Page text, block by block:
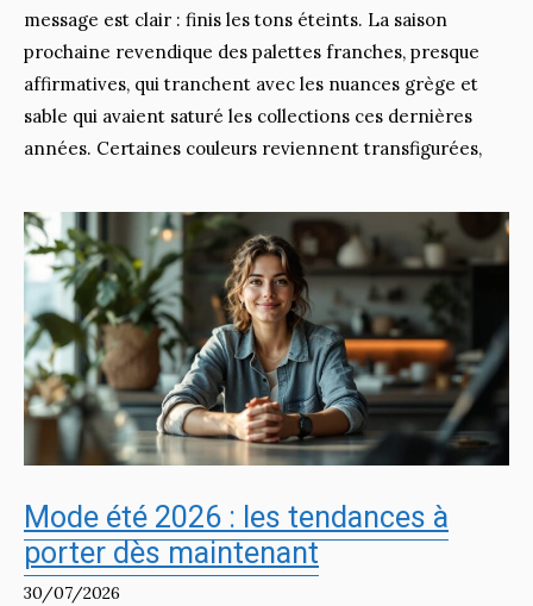
message est clair : finis les tons éteints. La saison
prochaine revendique des palettes franches, presque
affirmatives, qui tranchent avec les nuances grège et
sable qui avaient saturé les collections ces dernières
années. Certaines couleurs reviennent transfigurées,
Mode été 2026 : les tendances à
porter dès maintenant
30/07/2026